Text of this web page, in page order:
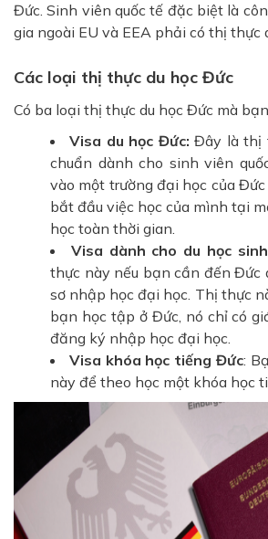
Đức. Sinh viên quốc tế đặc biệt là
gia ngoài EU và EEA phải có thị thực
Các loại thị thực du học Đức
Có ba loại thị thực du học Đức mà
Visa du học Đức: Đây là thị
chuẩn dành cho sinh viên
vào một trường đại học của
bắt đầu việc học của mình tại
học toàn thời gian.
Visa dành cho du học
thực này nếu bạn cần đến Đức
sơ nhập học đại học. Thị thực
bạn học tập ở Đức, nó chỉ có
đăng ký nhập học đại học.
Visa khóa học tiếng Đức:
này để theo học một khóa học